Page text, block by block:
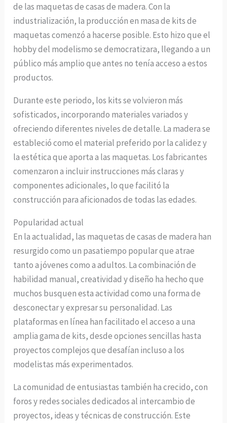
de las maquetas de casas de madera. Con la
industrialización, la producción en masa de kits de
maquetas comenzó a hacerse posible. Esto hizo que el
hobby del modelismo se democratizara, llegando a un
público más amplio que antes no tenía acceso a estos
productos.
Durante este periodo, los kits se volvieron más
sofisticados, incorporando materiales variados y
ofreciendo diferentes niveles de detalle. La madera se
estableció como el material preferido por la calidez y
la estética que aporta a las maquetas. Los fabricantes
comenzaron a incluir instrucciones más claras y
componentes adicionales, lo que facilitó la
construcción para aficionados de todas las edades.
Popularidad actual
En la actualidad, las maquetas de casas de madera han
resurgido como un pasatiempo popular que atrae
tanto a jóvenes como a adultos. La combinación de
habilidad manual, creatividad y diseño ha hecho que
muchos busquen esta actividad como una forma de
desconectar y expresar su personalidad. Las
plataformas en línea han facilitado el acceso a una
amplia gama de kits, desde opciones sencillas hasta
proyectos complejos que desafían incluso a los
modelistas más experimentados.
La comunidad de entusiastas también ha crecido, con
foros y redes sociales dedicados al intercambio de
proyectos, ideas y técnicas de construcción. Este